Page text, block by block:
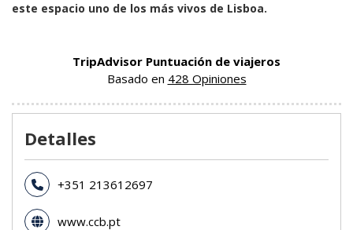
este espacio uno de los más vivos de Lisboa.
TripAdvisor Puntuación de viajeros
Basado en 428 Opiniones
Detalles
+351 213612697
www.ccb.pt